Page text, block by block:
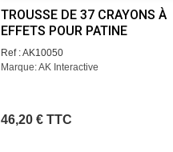
TROUSSE DE 37 CRAYONS À
EFFETS POUR PATINE
Ref : AK10050
Marque: AK Interactive
46,20 € TTC